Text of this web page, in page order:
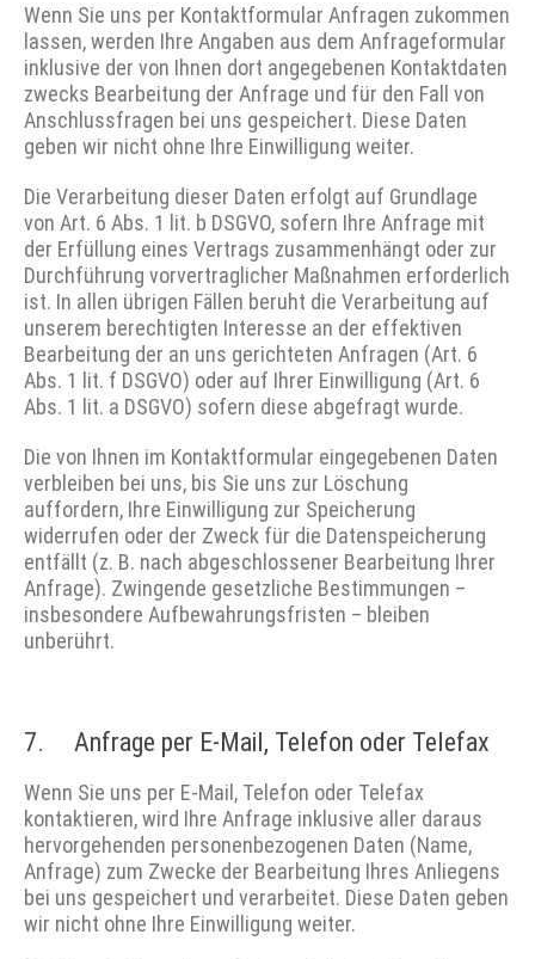
Wenn Sie uns per Kontaktformular Anfragen zukommen
lassen, werden Ihre Angaben aus dem Anfrageformular
inklusive der von Ihnen dort angegebenen Kontaktdaten
zwecks Bearbeitung der Anfrage und für den Fall von
Anschlussfragen bei uns gespeichert. Diese Daten
geben wir nicht ohne Ihre Einwilligung weiter.
Die Verarbeitung dieser Daten erfolgt auf Grundlage
von Art. 6 Abs. 1 lit. b DSGVO, sofern Ihre Anfrage mit
der Erfüllung eines Vertrags zusammenhängt oder zur
Durchführung vorvertraglicher Maßnahmen erforderlich
ist. In allen übrigen Fällen beruht die Verarbeitung auf
unserem berechtigten Interesse an der effektiven
Bearbeitung der an uns gerichteten Anfragen (Art. 6
Abs. 1 lit. f DSGVO) oder auf Ihrer Einwilligung (Art. 6
Abs. 1 lit. a DSGVO) sofern diese abgefragt wurde.
Die von Ihnen im Kontaktformular eingegebenen Daten
verbleiben bei uns, bis Sie uns zur Löschung
auffordern, Ihre Einwilligung zur Speicherung
widerrufen oder der Zweck für die Datenspeicherung
entfällt (z. B. nach abgeschlossener Bearbeitung Ihrer
Anfrage). Zwingende gesetzliche Bestimmungen –
insbesondere Aufbewahrungsfristen – bleiben
unberührt.
7. Anfrage per E-Mail, Telefon oder Telefax
Wenn Sie uns per E-Mail, Telefon oder Telefax
kontaktieren, wird Ihre Anfrage inklusive aller daraus
hervorgehenden personenbezogenen Daten (Name,
Anfrage) zum Zwecke der Bearbeitung Ihres Anliegens
bei uns gespeichert und verarbeitet. Diese Daten geben
wir nicht ohne Ihre Einwilligung weiter.